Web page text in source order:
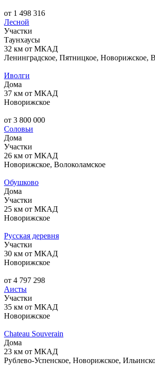
от 1 498 316
Лесной
Участки
Таунхаусы
32 км от МКАД
Ленинградское, Пятницкое, Новорижское,
Иволги
Дома
37 км от МКАД
Новорижское
от 3 800 000
Соловьи
Дома
Участки
26 км от МКАД
Новорижское, Волоколамское
Обушково
Дома
Участки
25 км от МКАД
Новорижское
Русская деревня
Участки
30 км от МКАД
Новорижское
от 4 797 298
Аисты
Участки
35 км от МКАД
Новорижское
Chateau Souverain
Дома
23 км от МКАД
Рублево-Успенское, Новорижское,